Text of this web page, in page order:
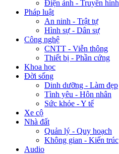
Điện ảnh - Truyền hình
Pháp luật
An ninh - Trật tự
Hình sự - Dân sự
Công nghệ
CNTT - Viễn thông
Thiết bị - Phần cứng
Khoa học
Đời sống
Dinh dưỡng - Làm đẹp
Tình yêu - Hôn nhân
Sức khỏe - Y tế
Xe cộ
Nhà đất
Quản lý - Quy hoạch
Không gian - Kiến trúc
Audio